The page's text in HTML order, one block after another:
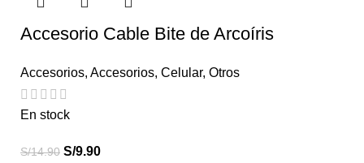
Accesorio Cable Bite de Arcoíris
Accesorios, Accesorios, Celular, Otros
En stock
S/14.90 S/9.90